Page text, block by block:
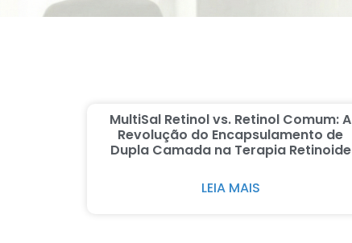
MultiSal Retinol vs. Retinol Comum: A
Revolução do Encapsulamento de
Dupla Camada na Terapia Retinoide
LEIA MAIS